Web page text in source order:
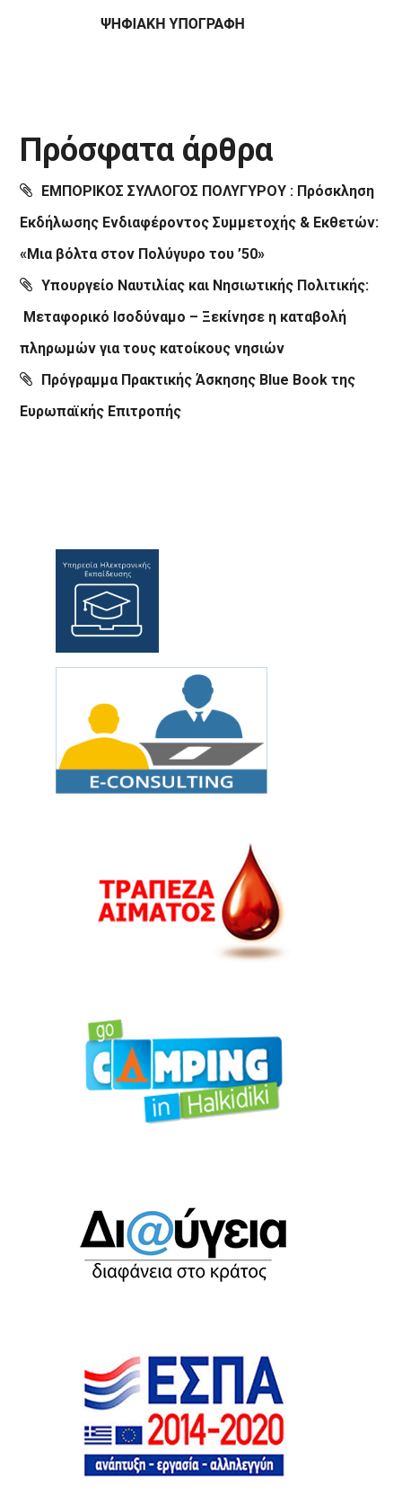
Πρόσφατα άρθρα
ΕΜΠΟΡΙΚΟΣ ΣΥΛΛΟΓΟΣ ΠΟΛΥΓΥΡΟΥ : Πρόσκληση
Εκδήλωσης Ενδιαφέροντος Συμμετοχής & Εκθετών:
«Μια βόλτα στον Πολύγυρο του ’50»
Υπουργείο Ναυτιλίας και Νησιωτικής Πολιτικής:
Μεταφορικό Ισοδύναμο – Ξεκίνησε η καταβολή
πληρωμών για τους κατοίκους νησιών
Πρόγραμμα Πρακτικής Άσκησης Blue Book της
Ευρωπαϊκής Επιτροπής